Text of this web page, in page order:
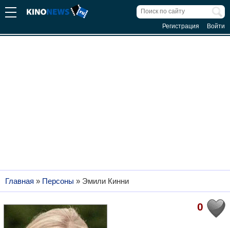
Регистрация Войти
Главная » Персоны » Эмили Кинни
0